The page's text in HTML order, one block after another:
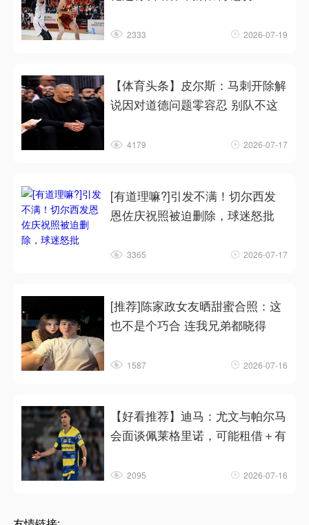
2333 2026-07-19
【体育头条】皮尔斯：马刺开除解
说因对道德问题零容忍 别队不这
4179 2026-07-17
[有道理嘛?]引发不满！切尔西发
恩佐庆祝照被迫删除，球迷怒批
3365 2026-07-17
[推荐]陈家政女友晒甜蜜合照：这
也不是个巧合 连我兄弟都晓得
1587 2026-07-16
【好看推荐】迪马：尤文与帕尔马
会面谈佩莱格里诺，可能租借＋有
2095 2026-07-16